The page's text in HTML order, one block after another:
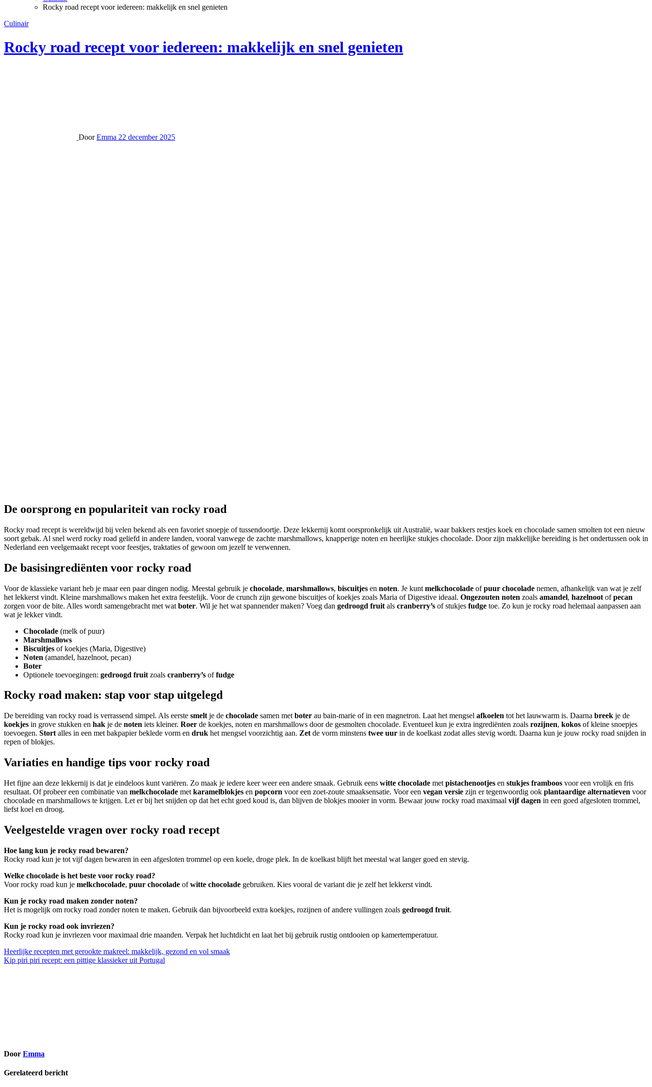
Rocky road recept voor iedereen: makkelijk en snel genieten
Culinair
Rocky road recept voor iedereen: makkelijk en snel genieten
DoorEmma 22 december 2025
De oorsprong en populariteit van rocky road
Rocky road recept is wereldwijd bij velen bekend als een favoriet snoepje of tussendoortje. Deze lekkernij komt oorspronkelijk uit Australië, waar bakkers restjes koek en chocolade samen smolten tot een nieuw
soort gebak. Al snel werd rocky road geliefd in andere landen, vooral vanwege de zachte marshmallows, knapperige noten en heerlijke stukjes chocolade. Door zijn makkelijke bereiding is het ondertussen ook in
Nederland een veelgemaakt recept voor feestjes, traktaties of gewoon om jezelf te verwennen.
De basisingrediënten voor rocky road
Voor de klassieke variant heb je maar een paar dingen nodig. Meestal gebruik je chocolade, marshmallows, biscuitjes en noten. Je kunt melkchocolade ofpuur chocolade nemen, afhankelijk van wat je zelf
het lekkerst vindt. Kleine marshmallows maken het extra feestelijk. Voor de crunch zijn gewone biscuitjes of koekjes zoals Maria of Digestive ideaal. Ongezouten noten zoals amandel, hazelnoot ofpecan
zorgen voor de bite. Alles wordt samengebracht met wat boter. Wil je het wat spannender maken? Voeg dan gedroogd fruit als cranberry’s of stukjes fudge toe. Zo kun je rocky road helemaal aanpassen aan
wat je lekker vindt.
Chocolade (melk of puur)
Marshmallows
Biscuitjes of koekjes (Maria, Digestive)
Noten (amandel, hazelnoot, pecan)
Boter
Optionele toevoegingen: gedroogd fruit zoals cranberry’s offudge
Rocky road maken: stap voor stap uitgelegd
De bereiding van rocky road is verrassend simpel. Als eerste smelt je de chocolade samen met boter au bain-marie of in een magnetron. Laat het mengsel afkoelen tot het lauwwarm is. Daarna breek je de
koekjes in grove stukken en hak je de noten iets kleiner. Roer de koekjes, noten en marshmallows door de gesmolten chocolade. Eventueel kun je extra ingrediënten zoals rozijnen, kokos of kleine snoepjes
toevoegen. Stort alles in een met bakpapier beklede vorm en druk het mengsel voorzichtig aan. Zet de vorm minstens twee uur in de koelkast zodat alles stevig wordt. Daarna kun je jouw rocky road snijden in
repen of blokjes.
Variaties en handige tips voor rocky road
Het fijne aan deze lekkernij is dat je eindeloos kunt variëren. Zo maak je iedere keer weer een andere smaak. Gebruik eens witte chocolade met pistachenootjes en stukjes framboos voor een vrolijk en fris
resultaat. Of probeer een combinatie van melkchocolade met karamelblokjes en popcorn voor een zoet-zoute smaaksensatie. Voor een vegan versie zijn er tegenwoordig ook plantaardige alternatieven voor
chocolade en marshmallows te krijgen. Let er bij het snijden op dat het echt goed koud is, dan blijven de blokjes mooier in vorm. Bewaar jouw rocky road maximaal vijf dagen in een goed afgesloten trommel,
liefst koel en droog.
Veelgestelde vragen over rocky road recept
Hoe lang kun je rocky road bewaren?
Rocky road kun je tot vijf dagen bewaren in een afgesloten trommel op een koele, droge plek. In de koelkast blijft het meestal wat langer goed en stevig.
Welke chocolade is het beste voor rocky road?
Voor rocky road kun je melkchocolade, puur chocolade ofwitte chocolade gebruiken. Kies vooral de variant die je zelf het lekkerst vindt.
Kun je rocky road maken zonder noten?
Het is mogelijk om rocky road zonder noten te maken. Gebruik dan bijvoorbeeld extra koekjes, rozijnen of andere vullingen zoals gedroogd fruit.
Kun je rocky road ook invriezen?
Rocky road kun je invriezen voor maximaal drie maanden. Verpak het luchtdicht en laat het bij gebruik rustig ontdooien op kamertemperatuur.
Bericht
navigatie
Heerlijke recepten met gerookte makreel: makkelijk, gezond en vol smaak
Kip piri piri recept: een pittige klassieker uit Portugal
Door Emma
Gerelateerd bericht